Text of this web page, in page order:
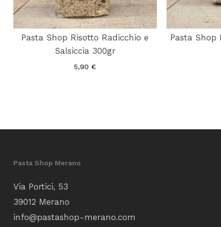
Pasta Shop Risotto Radicchio e
Salsiccia 300gr
5,90 €
Pasta Shop
Pasta Shop Merano
Via Portici, 53
39012 Merano
info@pastashop-merano.com